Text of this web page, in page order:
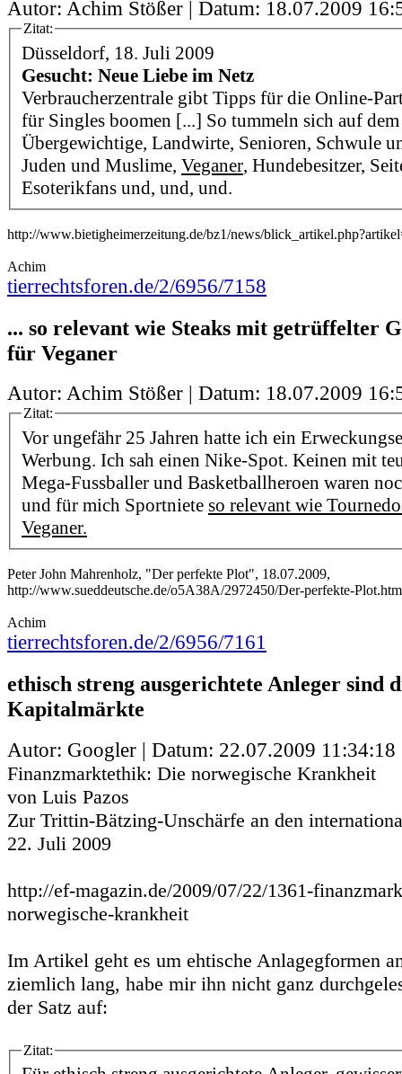
Autor: Achim Stößer | Datum: 18.07.2009
Zitat:
Düsseldorf, 18. Juli 2009
Gesucht: Neue Liebe im Netz
Verbraucherzentrale gibt Tipps für die Online-
für Singles boomen [...] So tummeln sich auf
Übergewichtige, Landwirte, Senioren, Schwule
Juden und Muslime, Veganer, Hundebesitzer,
Esoterikfans und, und, und.
http://www.bietigheimerzeitung.de/bz1/news/
Achim
tierrechtsforen.de/2/6956/7158
... so relevant wie Steaks mit getrüffelter
für Veganer
Autor: Achim Stößer | Datum: 18.07.2009
Zitat:
Vor ungefähr 25 Jahren hatte ich ein
Werbung. Ich sah einen Nike-Spot. Keinen mit
Mega-Fussballer und Basketballheroen waren
und für mich Sportniete so relevant wie
Veganer.
Peter John Mahrenholz, "Der perfekte Plot", 18.07.2009,
http://www.sueddeutsche.de/o5A38A/2972450/Der-perfekte-
Achim
tierrechtsforen.de/2/6956/7161
ethisch streng ausgerichtete Anleger sind
Kapitalmärkte
Autor: Googler | Datum: 22.07.2009 11:34:18
Finanzmarktethik: Die norwegische Krankheit
von Luis Pazos
Zur Trittin-Bätzing-Unschärfe an den
22. Juli 2009
http://ef-magazin.de/2009/07/22/1361-
norwegische-krankheit
Im Artikel geht es um ehtische Anlagegformen
ziemlich lang, habe mir ihn nicht ganz
der Satz auf:
Zitat: